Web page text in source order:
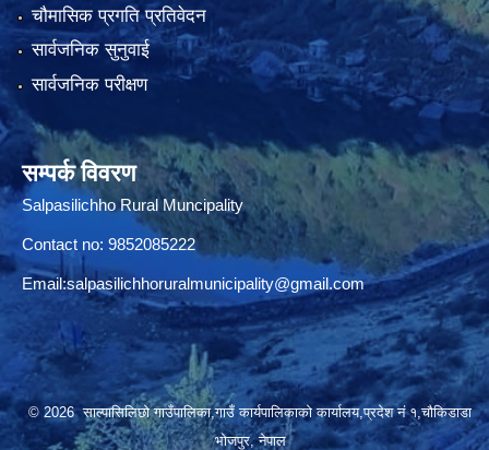
चौमासिक प्रगति प्रतिवेदन
सार्वजनिक सुनुवाई
सार्वजनिक परीक्षण
सम्पर्क विवरण
Salpasilichho Rural Muncipality
Contact no: 9852085222
Email:salpasilichhoruralmunicipality@gmail.com
© 2026 साल्पासिलिछो गाउँपालिका,गाउँ कार्यपालिकाको कार्यालय,प्रदेश नं १,चौकिडाडा
भोजपुर, नेपाल